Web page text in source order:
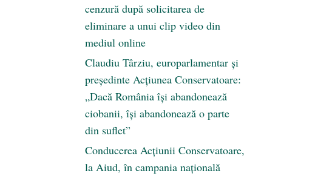
cenzură după solicitarea de
eliminare a unui clip video din
mediul online
Claudiu Târziu, europarlamentar și
președinte Acțiunea Conservatoare:
„Dacă România își abandonează
ciobanii, își abandonează o parte
din suflet”
Conducerea Acțiunii Conservatoare,
la Aiud, în campania națională